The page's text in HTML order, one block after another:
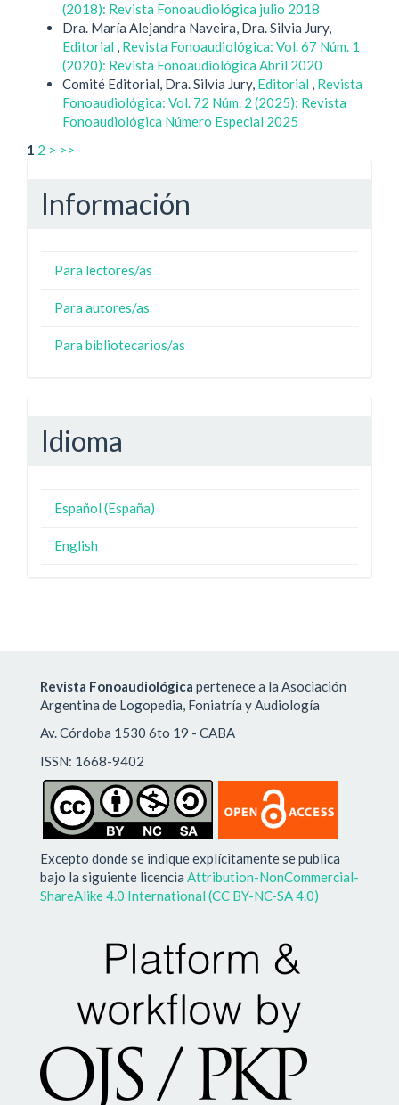
(2018): Revista Fonoaudiológica julio 2018
Dra. María Alejandra Naveira, Dra. Silvia Jury,
Editorial , Revista Fonoaudiológica: Vol. 67 Núm. 1
(2020): Revista Fonoaudiológica Abril 2020
Comité Editorial, Dra. Silvia Jury, Editorial , Revista
Fonoaudiológica: Vol. 72 Núm. 2 (2025): Revista
Fonoaudiológica Número Especial 2025
1 2 > >>
Información
Para lectores/as
Para autores/as
Para bibliotecarios/as
Idioma
Español (España)
English
Revista Fonoaudiológica pertenece a la Asociación
Argentina de Logopedia, Foniatría y Audiología
Av. Córdoba 1530 6to 19 - CABA
ISSN: 1668-9402
Excepto donde se indique explícitamente se publica
bajo la siguiente licencia Attribution-NonCommercial-
ShareAlike 4.0 International (CC BY-NC-SA 4.0)